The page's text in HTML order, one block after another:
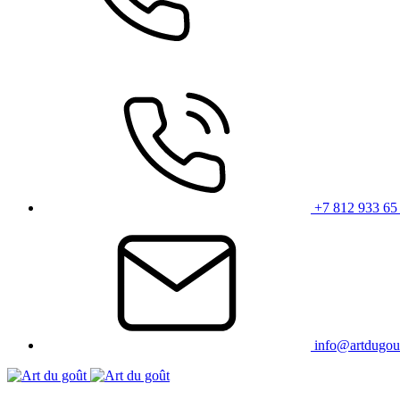
+7 812 933 65